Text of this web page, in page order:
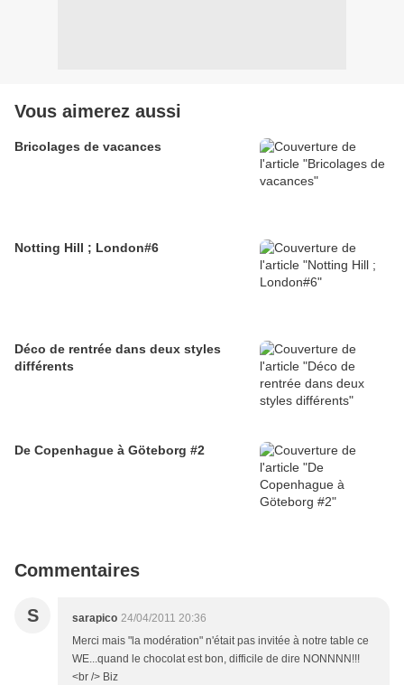
Vous aimerez aussi
Bricolages de vacances
Notting Hill ; London#6
Déco de rentrée dans deux styles
différents
De Copenhague à Göteborg #2
Commentaires
S sarapico 24/04/2011 20:36
Merci mais "la modération" n'était pas invitée à notre table ce
WE...quand le chocolat est bon, difficile de dire NONNNN!!!
<br /> Biz